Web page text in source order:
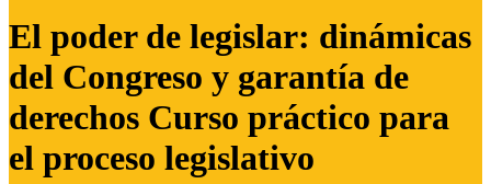
El poder de legislar: dinámicas
del Congreso y garantía de
derechos Curso práctico para
el proceso legislativo